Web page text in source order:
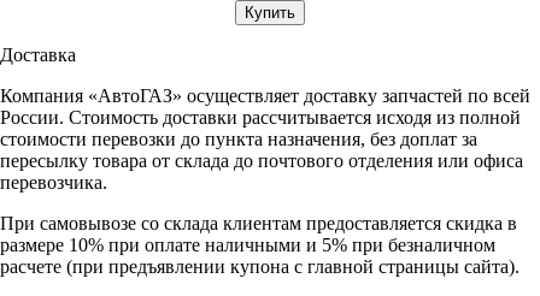
Доставка
Компания «АвтоГАЗ» осуществляет доставку запчастей по всей
России. Стоимость доставки рассчитывается исходя из полной
стоимости перевозки до пункта назначения, без доплат за
пересылку товара от склада до почтового отделения или офиса
перевозчика.
При самовывозе со склада клиентам предоставляется скидка в
размере 10% при оплате наличными и 5% при безналичном
расчете (при предъявлении купона с главной страницы сайта).